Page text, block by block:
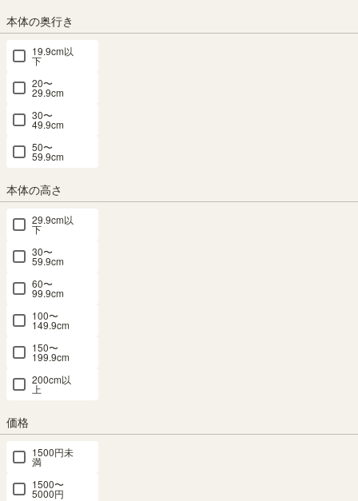
本体の奥行き
19.9cm以
下
20〜
29.9cm
30〜
49.9cm
50〜
59.9cm
本体の高さ
29.9cm以
下
30〜
59.9cm
60〜
99.9cm
100〜
149.9cm
150〜
199.9cm
200cm以
上
価格
1500円未
満
1500〜
5000円
ノアリス：NAL-4012-BK
4.8（14）
メルマガ or LINE登録で5%OFFクーポン進呈中！
¥ 8,980
送料個別
サイズ
組立サービス